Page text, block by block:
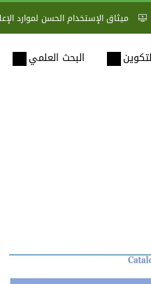
ميثاق الإستخدام الحسن لموارد
البحث العلمي